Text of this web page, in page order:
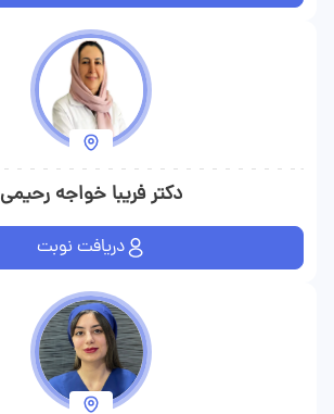
دکتر فریبا خواجه رحیمی
دریافت نوبت